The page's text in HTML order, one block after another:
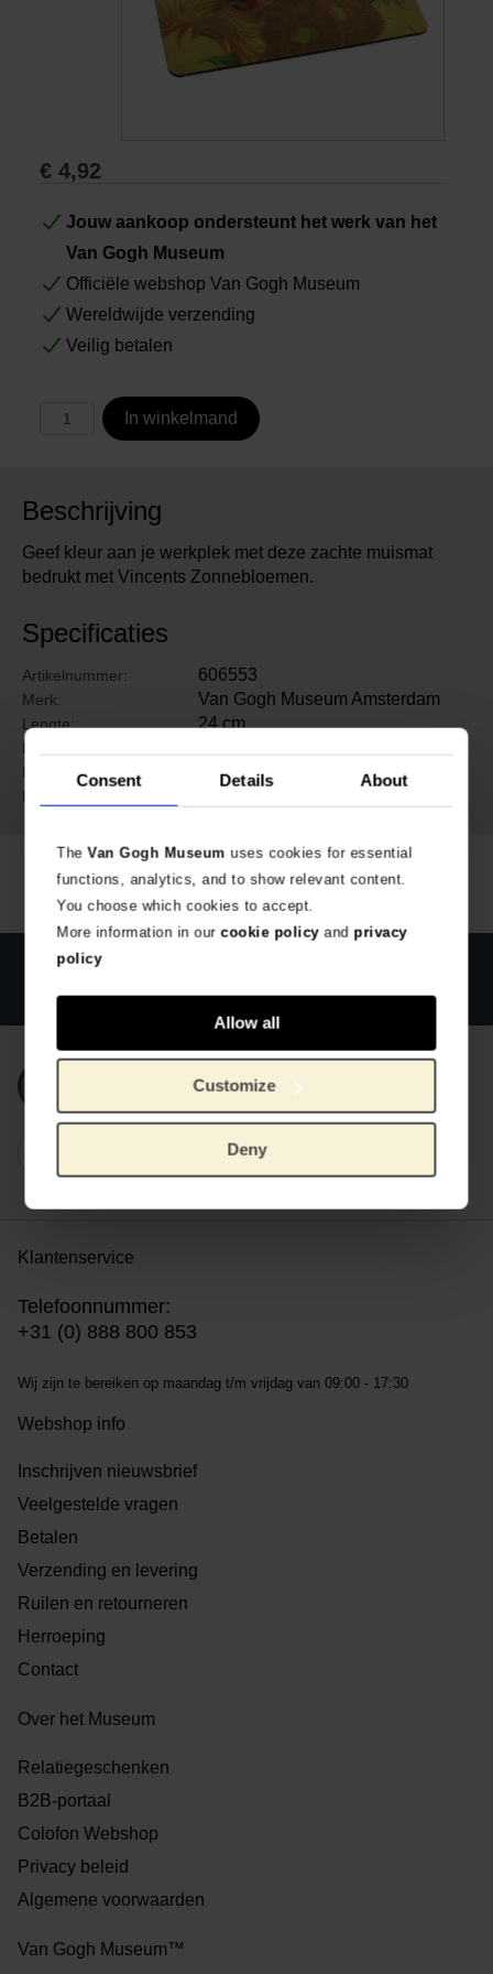
Consent Details About
TheVan Gogh Museum uses cookies for essential
functions, analytics, and to show relevant content.
You choose which cookies to accept.
More information in ourcookie policyand privacy
policy
Allow all
Customize
Deny
Cadeaus
€ 4,92
Jouw aankoop ondersteunt het werk van het
Van Gogh Museum
Officiële webshop Van Gogh Museum
Wereldwijde verzending
Veilig betalen
In winkelmand
Beschrijving
Geef kleur aan je werkplek met deze zachte muismat
bedrukt met Vincents Zonnebloemen.
Specificaties
Artikelnummer: 606553
Merk: Van Gogh Museum Amsterdam
Lengte: 24 cm
Breedte:
Hoogte: 0.4 cm
Materiaal:
Officiële webshop Van Gogh Museum
Wereldwijde verzending
Inschrijven nieuwsbrief
Klantenservice
Telefoonnummer:
+31 (0) 888 800 853
Wij zijn te bereiken op maandag t/m vrijdag van 09:00 - 17:30
Webshop info
Inschrijven nieuwsbrief
Veelgestelde vragen
Betalen
Verzending en levering
Ruilen en retourneren
Herroeping
Contact
Over het Museum
Relatiegeschenken
B2B-portaal
Colofon Webshop
Privacy beleid
Algemene voorwaarden
Van Gogh Museum™